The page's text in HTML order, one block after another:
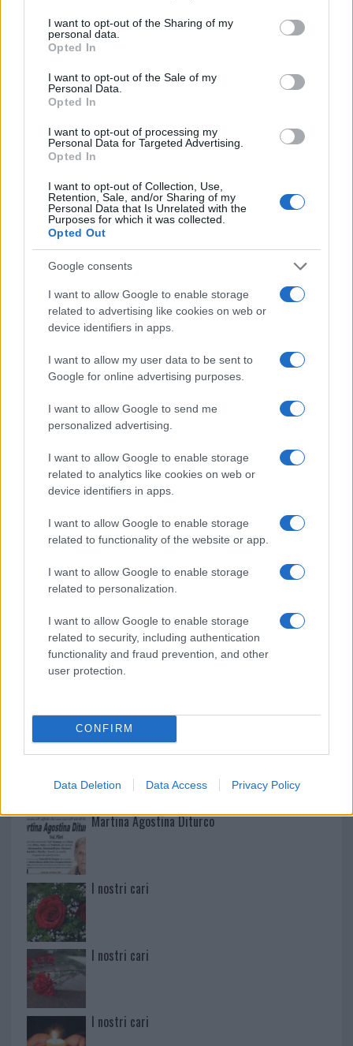
not limited to your visit or usage behaviour. You may click to
grant or deny consent to Google and its third-party tags to
use your data for below specified purposes in below Google
consent section.
I want to opt-out of the Sharing of my
personal data.
Opted In
I want to opt-out of the Sale of my
Personal Data.
Opted In
I want to opt-out of processing my
Personal Data for Targeted Advertising.
Opted In
I want to opt-out of Collection, Use,
Retention, Sale, and/or Sharing of my
Personal Data that Is Unrelated with the
Purposes for which it was collected.
Opted Out
Google consents
I want to allow Google to enable storage
related to advertising like cookies on web or
device identifiers in apps.
I want to allow my user data to be sent to
Google for online advertising purposes.
I want to allow Google to send me
personalized advertising.
I want to allow Google to enable storage
related to analytics like cookies on web or
device identifiers in apps.
I want to allow Google to enable storage
related to functionality of the website or app.
I want to allow Google to enable storage
related to personalization.
I want to allow Google to enable storage
related to security, including authentication
functionality and fraud prevention, and other
user protection.
CONFIRM
Data Deletion Data Access Privacy Policy
Raid nelle campagne di Berchidda, rischio per
la rete elettrica
Monte Pino, via i cancelli del cantiere: la Gallura
ritrova la strada
Nuovi stalli residenti a Palau, il Comune
Film internazionale, casting per comparse in
Costa Smeralda
Porto Rotondo ospita la grande sfida della vela
nell’estate 2026
Controlli all’aeroporto di Olbia, sequestrati
caviale e sabbia rubata
Migliori cliniche di estetica medicale avanzata
in Europa: classifica dei 5 centri di riferimento
pe…
NECROLOGIE
Paolo Pinna
Martina Agostina Diturco
I nostri cari
I nostri cari
I nostri cari